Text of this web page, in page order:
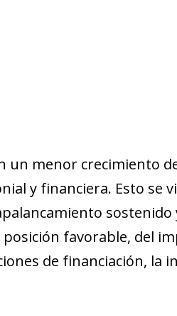
un menor crecimiento
y financiera. Esto se
favorable, del
de financiación, la